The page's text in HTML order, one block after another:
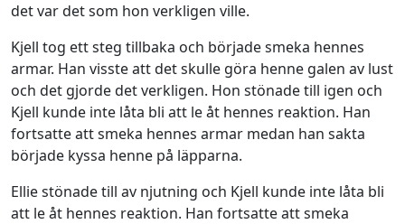
det var det som hon verkligen ville.
Kjell tog ett steg tillbaka och började smeka hennes
armar. Han visste att det skulle göra henne galen av lust
och det gjorde det verkligen. Hon stönade till igen och
Kjell kunde inte låta bli att le åt hennes reaktion. Han
fortsatte att smeka hennes armar medan han sakta
började kyssa henne på läpparna.
Ellie stönade till av njutning och Kjell kunde inte låta bli
att le åt hennes reaktion. Han fortsatte att smeka